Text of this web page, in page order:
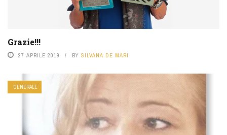
Grazie!!!
27 APRILE 2019 BY SILVANA DE MARI
GENERALE